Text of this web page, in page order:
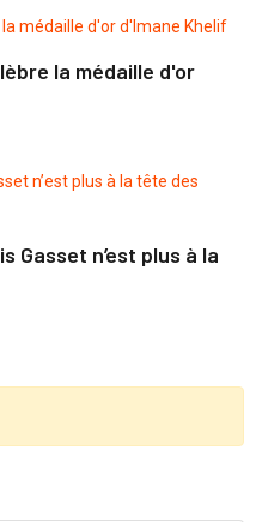
la médaille d'or
Gasset n’est plus à la